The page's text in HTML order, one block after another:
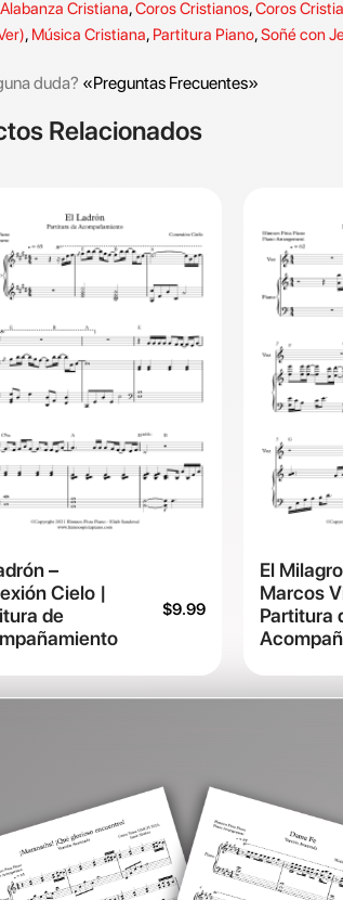
Alabanza Cristiana,Coros Cristianos,Coros
, Música Cristiana, Partitura Piano,Soñé con
duda? «Preguntas Frecuentes»
Relacionados
–
Cielo |
de
$9.99
El
Marcos
Partitura